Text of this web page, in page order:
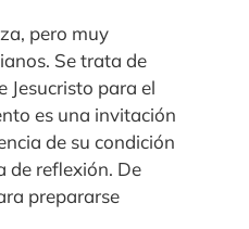
pero muy
Se trata de
Jesucristo para el
es una invitación
de su condición
de reflexión. De
prepararse